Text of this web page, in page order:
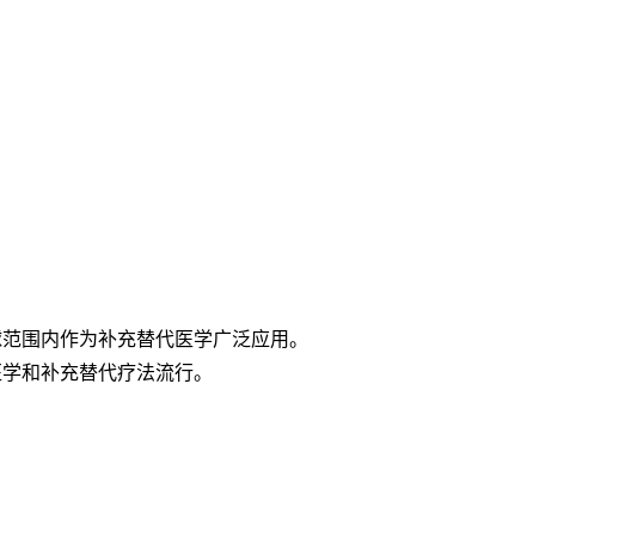
围内作为补充替代医学广泛应用。
和补充替代疗法流行。